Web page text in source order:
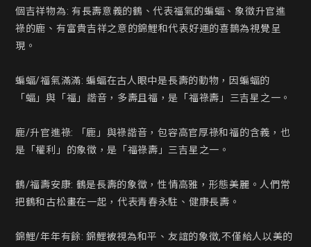
個吉祥物為: 有長壽意義的鶴、代表福氣的蝙蝠、象徵升官進
祿的鹿、有富貴吉祥之意的錦鯉和代表好運的喜鵲為視覺呈
現。
蝙蝠/福氣滿滿: 蝙蝠在古人眼中是長壽的動物，因蝙蝠的
「蝠」與「福」諧音，多壽且福，是「福祿壽」三吉星之一。
鹿/升官進祿: 「鹿」與祿諧音，包容高官厚祿和福的含義，也
是「權利」的象徵，是「福祿壽」三吉星之一。
鶴/福壽安康: 鶴是長壽的象徵，性情高雅，形態美麗。人們常
把鶴和古松畫在一起，代表青春永駐、健康長壽。
錦鯉/年年有餘: 錦鯉被視為和平、友誼的象徵,不僅給人以美的